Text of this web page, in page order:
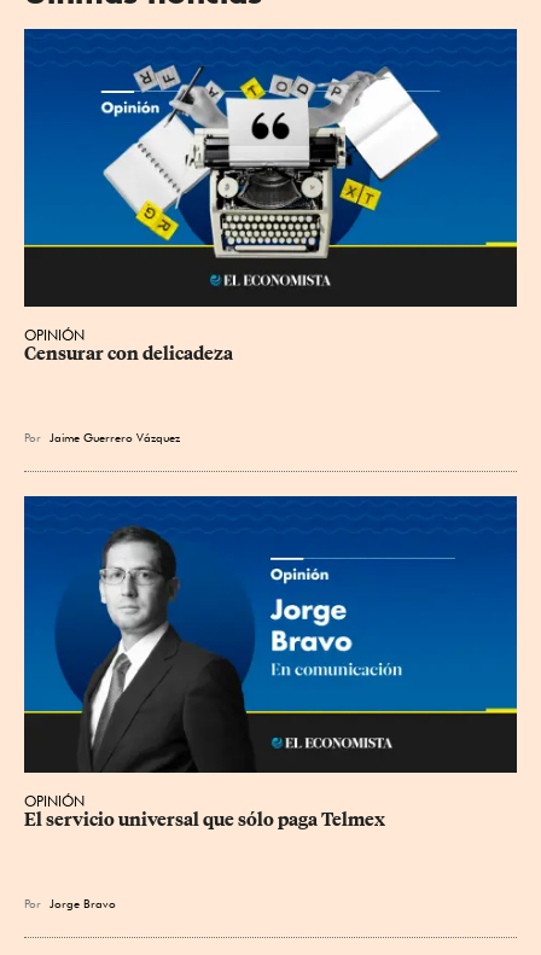
OPINIÓN
Censurar con delicadeza
Por Jaime Guerrero Vázquez
OPINIÓN
El servicio universal que sólo paga Telmex
Por Jorge Bravo